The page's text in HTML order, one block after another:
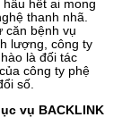
hết ai mong
thanh nhã.
căn bệnh vụ
lượng, công ty
là đối tác
công ty phệ
số.
vụ BACKLINK